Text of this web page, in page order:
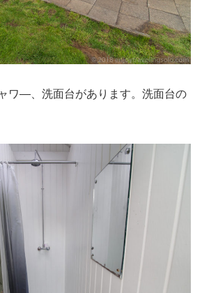
ワ―、洗面台があります。洗面台の